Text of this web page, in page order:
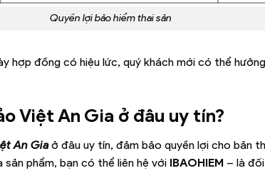
Quyền lợi bảo hiểm thai sản
hợp đồng có hiệu lức, quý khách mới có thể
Việt An Gia ở đâu uy tín?
An Giaở đâu uy tín, đảm bảo quyền lợi cho bản
sản phẩm, bạn có thể liên hệ với IBAOHIEM – là